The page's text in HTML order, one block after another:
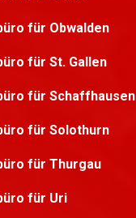
für Obwalden
für St. Gallen
für Schaffhausen
für Solothurn
für Thurgau
für Uri